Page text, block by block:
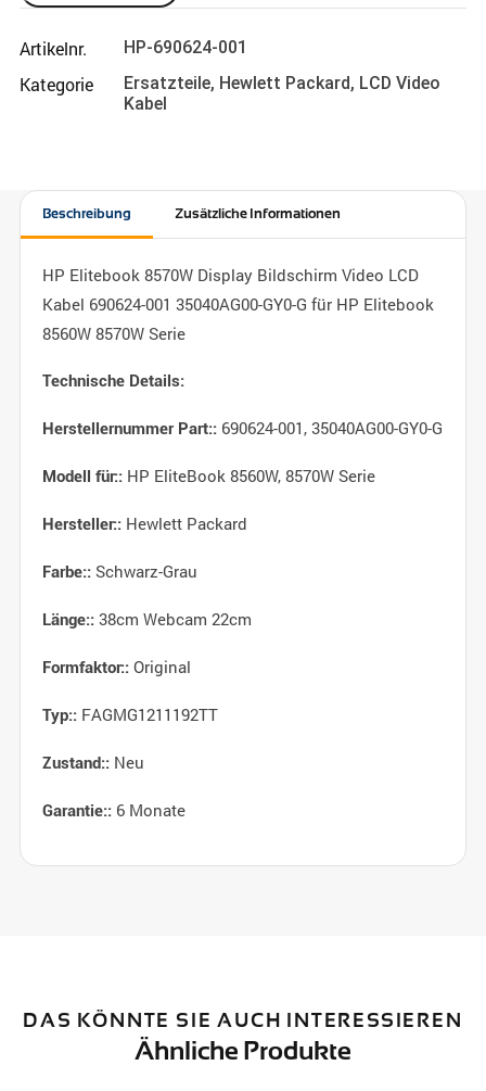
Artikelnr. HP-690624-001
Kategorie Ersatzteile, Hewlett Packard, LCD Video
Kabel
Beschreibung Zusätzliche Informationen
HP Elitebook 8570W Display Bildschirm Video LCD
Kabel 690624-001 35040AG00-GY0-G für HP Elitebook
8560W 8570W Serie
Technische Details:
Herstellernummer Part::690624-001, 35040AG00-GY0-G
Modell für::HP EliteBook 8560W, 8570W Serie
Hersteller::Hewlett Packard
Farbe::Schwarz-Grau
Länge::38cm Webcam 22cm
Formfaktor::Original
Typ::FAGMG1211192TT
Zustand::Neu
Garantie::6 Monate
DAS KÖNNTE SIE AUCH INTERESSIEREN
Ähnliche Produkte